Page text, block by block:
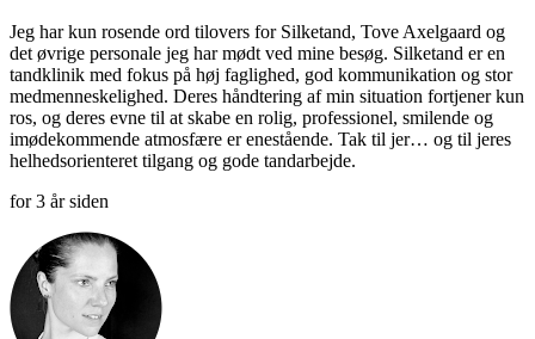
Jeg har kun rosende ord tilovers for Silketand, Tove Axelgaard og
det øvrige personale jeg har mødt ved mine besøg. Silketand er en
tandklinik med fokus på høj faglighed, god kommunikation og stor
medmenneskelighed. Deres håndtering af min situation fortjener kun
ros, og deres evne til at skabe en rolig, professionel, smilende og
imødekommende atmosfære er enestående. Tak til jer… og til jeres
helhedsorienteret tilgang og gode tandarbejde.
for 3 år siden